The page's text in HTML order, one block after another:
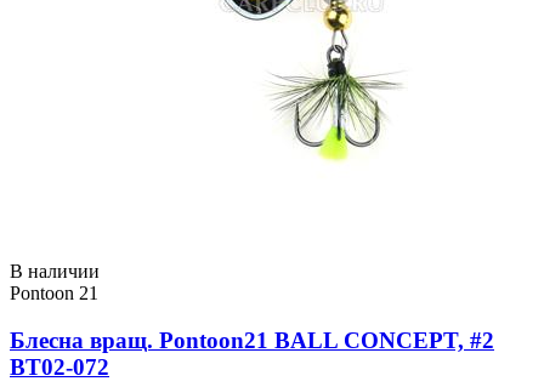
В наличии
Pontoon 21
Блесна вращ. Pontoon21 BALL CONCEPT, #2
BT02-072